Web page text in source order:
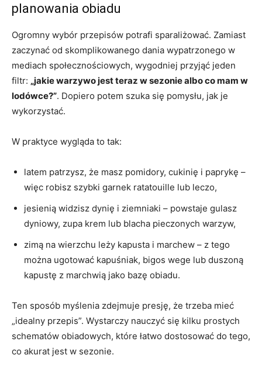
planowania obiadu
Ogromny wybór przepisów potrafi sparaliżować. Zamiast
zaczynać od skomplikowanego dania wypatrzonego w
mediach społecznościowych, wygodniej przyjąć jeden
filtr: „jakie warzywo jest teraz w sezonie albo co mam w
lodówce?”. Dopiero potem szuka się pomysłu, jak je
wykorzystać.
W praktyce wygląda to tak:
latem patrzysz, że masz pomidory, cukinię i paprykę –
więc robisz szybki garnek ratatouille lub leczo,
jesienią widzisz dynię i ziemniaki – powstaje gulasz
dyniowy, zupa krem lub blacha pieczonych warzyw,
zimą na wierzchu leży kapusta i marchew – z tego
można ugotować kapuśniak, bigos wege lub duszoną
kapustę z marchwią jako bazę obiadu.
Ten sposób myślenia zdejmuje presję, że trzeba mieć
„idealny przepis”. Wystarczy nauczyć się kilku prostych
schematów obiadowych, które łatwo dostosować do tego,
co akurat jest w sezonie.